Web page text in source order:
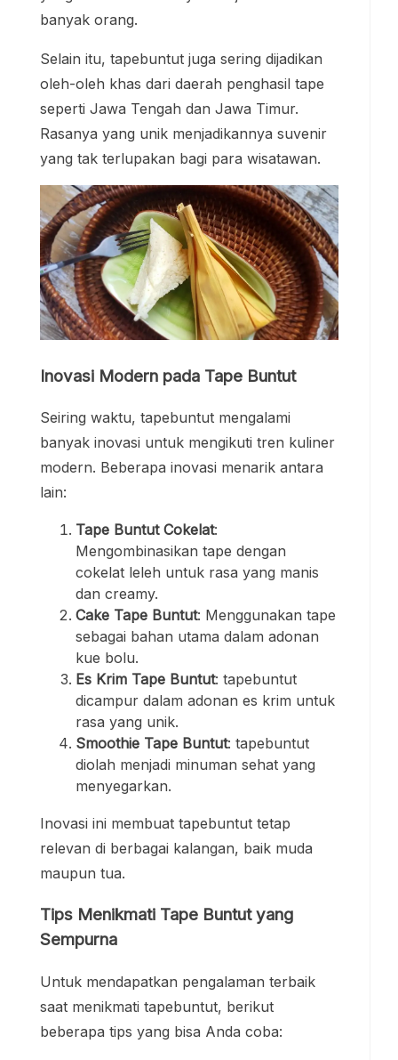
banyak orang.
Selain itu, tapebuntut juga sering dijadikan
oleh-oleh khas dari daerah penghasil tape
seperti Jawa Tengah dan Jawa Timur.
Rasanya yang unik menjadikannya suvenir
yang tak terlupakan bagi para wisatawan.
Inovasi Modern pada Tape Buntut
Seiring waktu, tapebuntut mengalami
banyak inovasi untuk mengikuti tren kuliner
modern. Beberapa inovasi menarik antara
lain:
Tape Buntut Cokelat:
Mengombinasikan tape dengan
cokelat leleh untuk rasa yang manis
dan creamy.
Cake Tape Buntut: Menggunakan tape
sebagai bahan utama dalam adonan
kue bolu.
Es Krim Tape Buntut: tapebuntut
dicampur dalam adonan es krim untuk
rasa yang unik.
Smoothie Tape Buntut: tapebuntut
diolah menjadi minuman sehat yang
menyegarkan.
Inovasi ini membuat tapebuntut tetap
relevan di berbagai kalangan, baik muda
maupun tua.
Tips Menikmati Tape Buntut yang
Sempurna
Untuk mendapatkan pengalaman terbaik
saat menikmati tapebuntut, berikut
beberapa tips yang bisa Anda coba: